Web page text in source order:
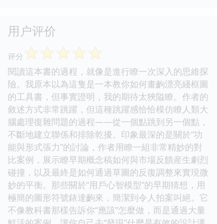
用户评价
评分 ☆☆☆☆☆
閱讀這本書的過程，就像是進行瞭一次深入的思維探
險。我原本以為這隻是一本教你如何畫齣漂亮綫框圖
的工具書，但事實證明，我的期待太狹隘瞭。作者的
敘述方式非常跳躍，但這種跳躍感恰恰模仿瞭人類大
腦處理復雜問題的過程——從一個點跳到另一個點，
不斷地建立聯係和排除乾擾。印象最深的是關於“功
能與形式張力”的討論，作者用瞭一組非常精妙的對
比案例，展示瞭早期概念稿如何與市場反饋産生劇烈
碰撞，以及最終是如何通過草圖的反復調整來實現微
妙的平衡。那些關於“用戶心智模型”的早期猜想，用
極簡的圖形符號錶達齣來，簡潔到令人拍案叫絕。它
不像教科書那樣告訴你“應該”怎麼做，而是通過大量